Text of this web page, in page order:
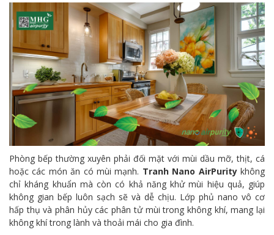
Phòng bếp thường xuyên phải đối mặt với mùi dầu mỡ, thịt, cá
hoặc các món ăn có mùi mạnh. Tranh Nano AirPuritykhông
chỉ kháng khuẩn mà còn có khả năng khử mùi hiệu quả, giúp
không gian bếp luôn sạch sẽ và dễ chịu. Lớp phủ nano vô cơ
hấp thụ và phân hủy các phân tử mùi trong không khí, mang lại
không khí trong lành và thoải mái cho gia đình.